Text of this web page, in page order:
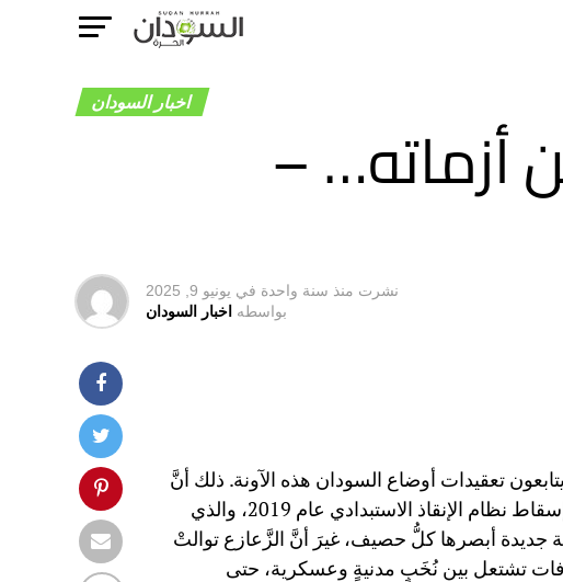
اخبار السودان
–
نشرت منذ سنة واحدة في يونيو 9, 2025
بواسطه اخبار السودان
تعقيدات أوضاع السودان هذه الآونة. ذلك أنَّ
السُّودان تقلَّبَ، وهو الغريقُ في اضطرابِ أحواله منذ إسقاط نظام الإنقاذ الاستبدادي عام 2019، والذي
جديدة أبصرها كلُّ حصيف، غيرَ أنَّ الزَّعازع توالتْ
تشتعل بين نُخَبٍ مدنيةٍ وعسكرية، حتى